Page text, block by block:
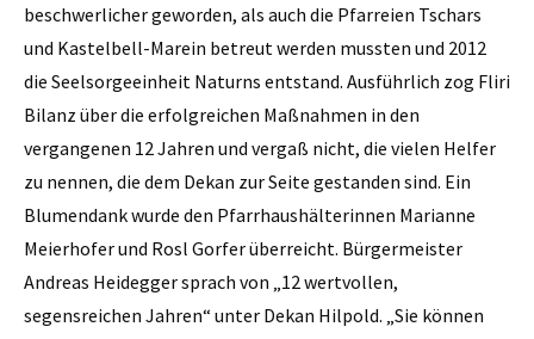
beschwerlicher geworden, als auch die Pfarreien Tschars
und Kastelbell-Marein betreut werden mussten und 2012
die Seelsorgeeinheit Naturns entstand. Ausführlich zog Fliri
Bilanz über die erfolgreichen Maßnahmen in den
vergangenen 12 Jahren und vergaß nicht, die vielen Helfer
zu nennen, die dem Dekan zur Seite gestanden sind. Ein
Blumendank wurde den Pfarrhaushälterinnen Marianne
Meierhofer und Rosl Gorfer überreicht. Bürgermeister
Andreas Heidegger sprach von „12 wertvollen,
segensreichen Jahren“ unter Dekan Hilpold. „Sie können